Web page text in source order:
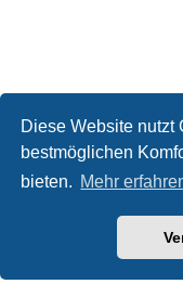
Diese Website nutzt
bestmöglichen
bieten. Mehr